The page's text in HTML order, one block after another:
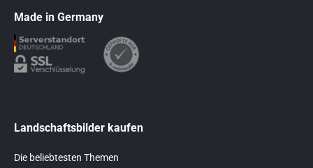
Made in Germany
Landschaftsbilder kaufen
Die beliebtesten Themen